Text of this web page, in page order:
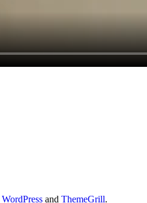
WordPress and ThemeGrill.